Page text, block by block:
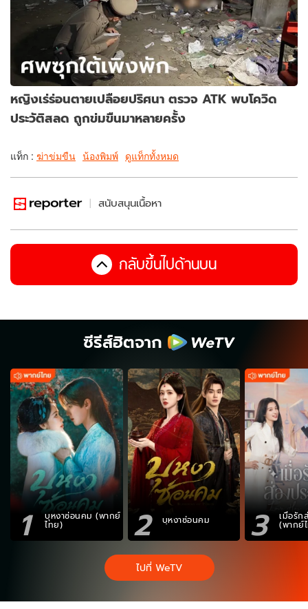
หญิงเร่ร่อนตายเปลือยปริศนา ตรวจ ATK พบโควิด
ประวัติสลด ถูกข่มขืนมาหลายครั้ง
แท็ก : ฆ่าข่มขืน น้องพิมพ์ ดูแท็กทั้งหมด
สนับสนุนเนื้อหา
กลับขึ้นไปด้านบน
ซีรีส์ฮิตจาก
1 บุหงาซ่อนคม (พากย์
ไทย) 2 บุหงาซ่อนคม 3 เมื่อรัก
(พากย์
ไปที่ WeTV